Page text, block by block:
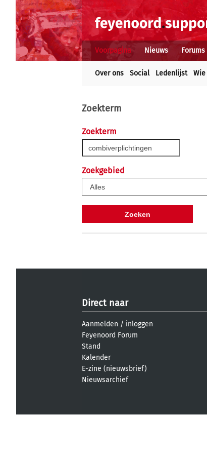
Voorpagina Nieuws Forums
Over ons Social Ledenlijst
Zoekterm
Zoekterm
Zoekgebied
Direct naar
Aanmelden / inloggen
Feyenoord Forum
Stand
Kalender
E-zine (nieuwsbrief)
Nieuwsarchief